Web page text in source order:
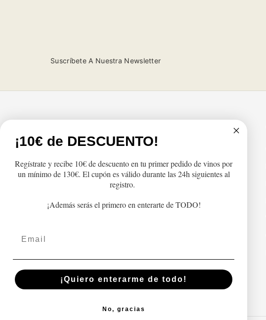
Suscríbete A Nuestra Newsletter
Productos
Lo más vendido Cambios y Devoluciones
Recogida
Blog
¡10€ de DESCUENTO!
Regístrate y recibe 10€ de descuento en tu primer pedido de vinos por
un mínimo de 130€. El cupón es válido durante las 24h siguientes al
registro.
¡Además serás el primero en enterarte de TODO!
¡Quiero enterarme de todo!
No, gracias